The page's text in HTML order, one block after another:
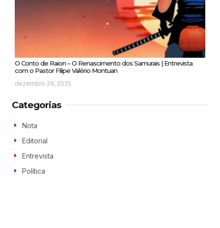
O Conto de Raion – O Renascimento dos Samurais | Entrevista
com o Pastor Filipe Valério Montuan
dezembro 29, 2025
Categorias
Nota
Editorial
Entrevista
Política